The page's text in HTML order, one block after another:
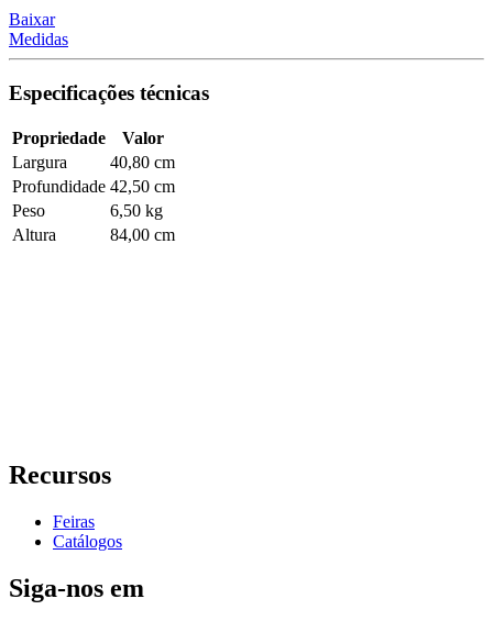
Baixar
Medidas
Especificações técnicas
Propriedade
Valor
Largura
40,80 cm
Profundidade 42,50 cm
Peso
6,50 kg
Altura
84,00 cm
Recursos
Feiras
Catálogos
Siga-nos em